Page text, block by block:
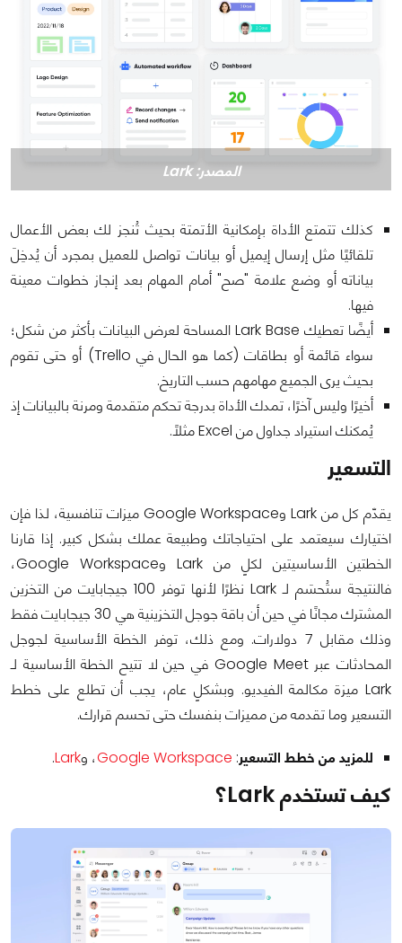
المصدر: Lark
كذلك تتمتع الأداة بإمكانية الأتمتة بحيث تُنجز لك بعض الأعمال
تلقائيًا مثل إرسال إيميل أو بيانات تواصل للعميل بمجرد أن يُدخِلَ
بياناته أو وضع علامة "صح" أمام المهام بعد إنجاز خطوات معينة
فيها.
أيضًا تعطيك Lark Base المساحة لعرض البيانات بأكثر من شكل؛
سواء قائمة أو بطاقات (كما هو الحال في Trello) أو حتى تقوم
بحيث يرى الجميع مهامهم حسب التاريخ.
أخيرًا وليس آخرًا، تمدك الأداة بدرجة تحكم متقدمة ومرنة بالبيانات إذ
يُمكنك استيراد جداول من Excel مثلًا.
التسعير
يقدّم كل من Lark وGoogle Workspace ميزات تنافسية، لذا فإن
اختيارك سيعتمد على احتياجاتك وطبيعة عملك بشكل كبير. إذا قارنا
الخطتين الأساسيتين لكلٍ من Lark وGoogle Workspace،
فالنتيجة ستُحسَم لـ Lark نظرًا لأنها توفر 100 جيجابايت من التخزين
المشترك مجانًا في حين أن باقة جوجل التخزينية هي 30 جيجابايت فقط
وذلك مقابل 7 دولارات. ومع ذلك، توفر الخطة الأساسية لجوجل
المحادثات عبر Google Meet في حين لا تتيح الخطة الأساسية لـ
Lark ميزة مكالمة الفيديو. وبشكلٍ عام، يجب أن تطلع على خطط
التسعير وما تقدمه من مميزات بنفسك حتى تحسم قرارك.
للمزيد من خطط التسعير:
Google Workspace، وLark
.
كيف تستخدم Lark؟